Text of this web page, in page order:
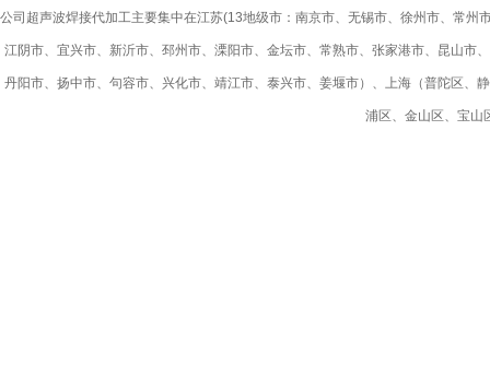
公司超声波焊接代加工主要集中在江苏(13地级市：南京市、无锡市、徐州市、常
江阴市、宜兴市、新沂市、邳州市、溧阳市、金坛市、常熟市、张家港市、昆山
丹阳市、扬中市、句容市、兴化市、靖江市、泰兴市、姜堰市）、上海（普陀区
浦区、金山区、宝山